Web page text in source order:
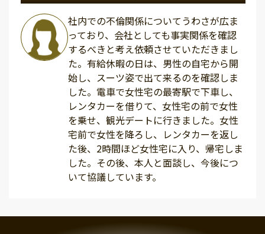
社内での不倫関係についてうわさが広ま
っており、会社としても事実関係を確認
するべきと考え依頼させていただきまし
た。有給休暇の日は、男性の自宅から開
始し、スーツ姿で出て来るのを確認しま
した。電車で女性宅の最寄駅で下車し、
レンタカーを借りて、女性宅の前で女性
を乗せ、観光デートに行きました。女性
宅前で女性を降ろし、レンタカーを返し
た後、2時間ほど女性宅に入り、帰宅しま
した。その後、本人と面談し、今後につ
いて協議しています。